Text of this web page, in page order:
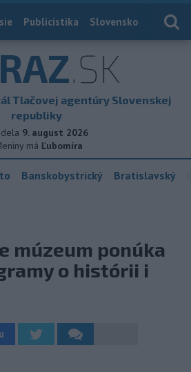
Publicistika Slovensko
.SK
Tlačovej agentúry Slovenskej
republiky
9. august 2026
má Ľubomíra
Banskobystrický Bratislavský
múzeum ponúka
o histórii i